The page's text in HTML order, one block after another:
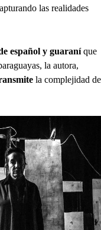
las realidades
español y guaraníque
la autora,
la complejidad de